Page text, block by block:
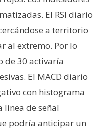
El RSI diario
a territorio
al extremo. Por lo
de 30 activaría
El MACD diario
con histograma
línea de señal
podría anticipar un